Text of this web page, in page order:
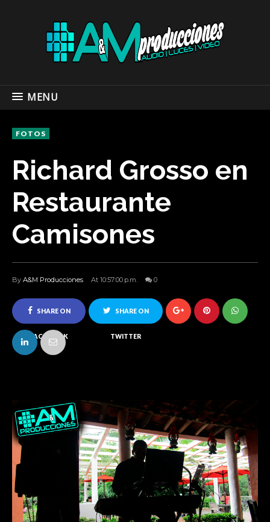
MENU
FOTOS
Richard Grosso en
Restaurante
Camisones
By A&M Producciones At 10:57:00 p.m. 0
SHARE ON
FACEBOOK
SHARE ON
TWITTER